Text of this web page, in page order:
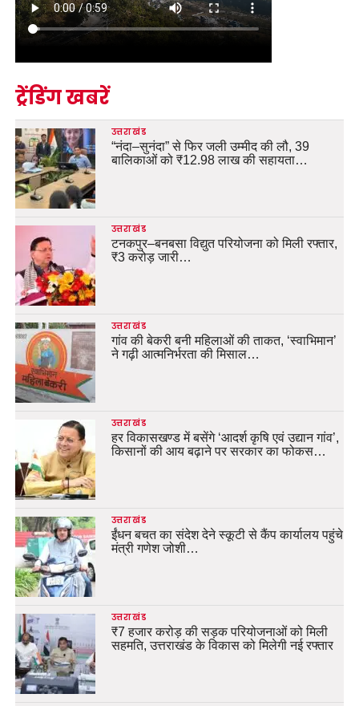
ट्रेंडिंग खबरें
उत्तराखंड
“नंदा–सुनंदा” से फिर जली उम्मीद की लौ, 39
बालिकाओं को ₹12.98 लाख की सहायता…
उत्तराखंड
टनकपुर–बनबसा विद्युत परियोजना को मिली रफ्तार,
₹3 करोड़ जारी…
उत्तराखंड
गांव की बेकरी बनी महिलाओं की ताकत, ‘स्वाभिमान’
ने गढ़ी आत्मनिर्भरता की मिसाल…
उत्तराखंड
हर विकासखण्ड में बसेंगे ‘आदर्श कृषि एवं उद्यान गांव’,
किसानों की आय बढ़ाने पर सरकार का फोकस…
उत्तराखंड
ईंधन बचत का संदेश देने स्कूटी से कैंप कार्यालय पहुंचे
मंत्री गणेश जोशी…
उत्तराखंड
₹7 हजार करोड़ की सड़क परियोजनाओं को मिली
सहमति, उत्तराखंड के विकास को मिलेगी नई रफ्तार